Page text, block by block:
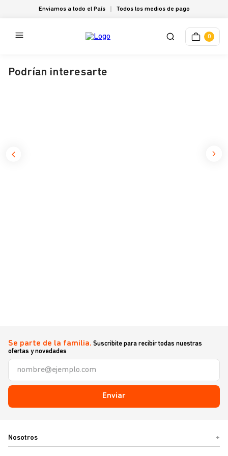
Enviamos a todo el País Todos los medios de pago
0
Podrían interesarte
Se parte de la familia. Suscribite para recibir todas nuestras
ofertas y novedades
Enviar
Nosotros +